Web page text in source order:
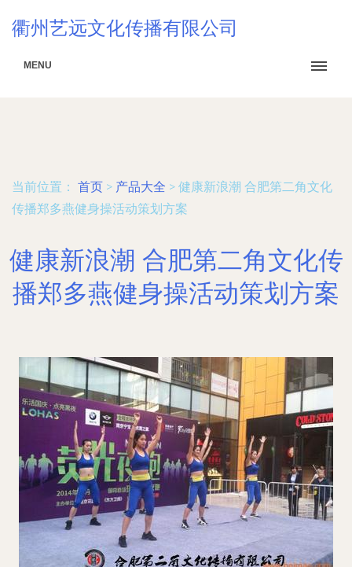
衢州艺远文化传播有限公司
MENU
当前位置： 首页 > 产品大全 > 健康新浪潮 合肥第二角文化
传播郑多燕健身操活动策划方案
健康新浪潮 合肥第二角文化传
播郑多燕健身操活动策划方案